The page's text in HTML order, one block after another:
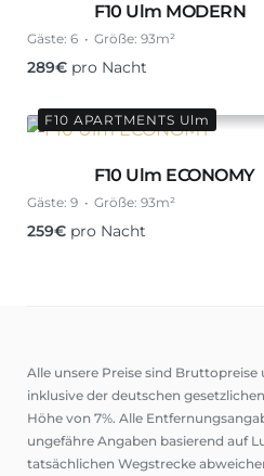
F10 Ulm MODERN
Gäste: 6 Größe: 93m²
289€ pro Nacht
F10 APARTMENTS Ulm
F10 Ulm ECONOMY
Gäste: 9 Größe: 93m²
259€ pro Nacht
Alle unsere Preise sind
inklusive der deutschen
Höhe von 7%. Alle
ungefähre Angaben basierend auf
tatsächlichen Wegstrecke